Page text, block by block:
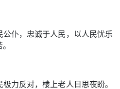
公仆，忠诚于人民，以人民忧乐
力反对，楼上老人日思夜盼。